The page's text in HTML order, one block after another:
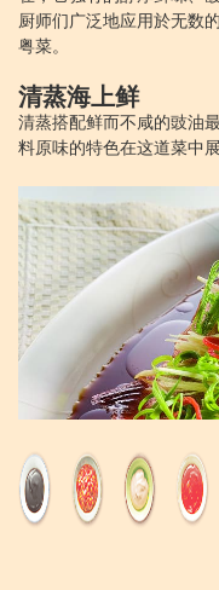
厨师们广泛地应用於无数
粤菜。
清蒸海上鲜
清蒸搭配鲜而不咸的豉油
料原味的特色在这道菜中